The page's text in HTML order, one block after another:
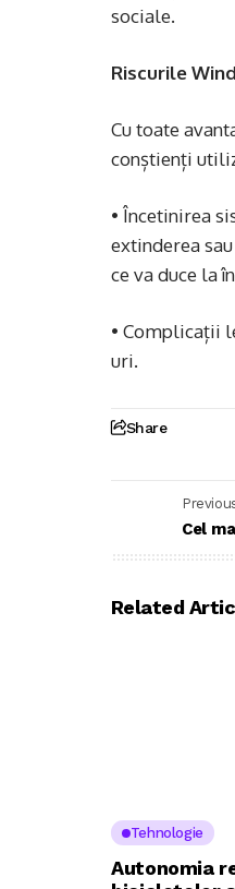
sociale.
Riscurile
Cu toate
conștienți
• Încetinirea
extinderea
ce va duce la
• Complicații
uri.
Share
Cel
Related
Tehnologie
Autonomia